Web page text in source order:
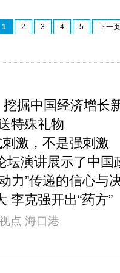
1 2 3 4 5 下一页
掘中国经济增长
特殊礼物
激，不是强刺激
坛演讲展示了中国
力”传递的信心与
李克强开出“药方”
点 海口港